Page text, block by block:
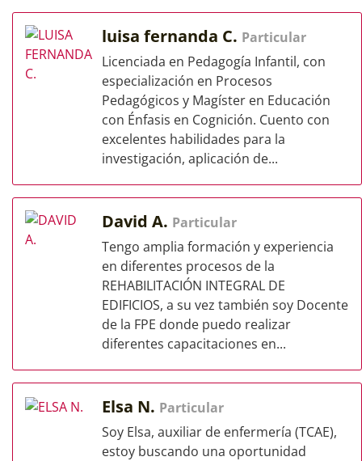
luisa fernanda C. Particular
Licenciada en Pedagogía Infantil, con
especialización en Procesos
Pedagógicos y Magíster en Educación
con Énfasis en Cognición. Cuento con
excelentes habilidades para la
investigación, aplicación de...
David A. Particular
Tengo amplia formación y experiencia
en diferentes procesos de la
REHABILITACIÓN INTEGRAL DE
EDIFICIOS, a su vez también soy Docente
de la FPE donde puedo realizar
diferentes capacitaciones en...
Elsa N. Particular
Soy Elsa, auxiliar de enfermería (TCAE),
estoy buscando una oportunidad